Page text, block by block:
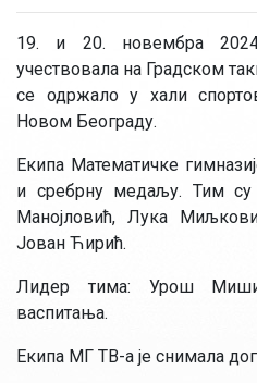
19. и 20. новембра
учествовала на Градском
се одржало у хали
Новом Београду.
Екипа Математичке
и сребрну медаљу. Тим су
Манојловић, Лука
Јован Ћирић.
Лидер тима: Урош
васпитања.
Екипа МГ ТВ-а је снимала